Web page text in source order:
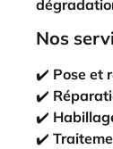
Nos
✔️ Pose et
✔️
✔️
✔️